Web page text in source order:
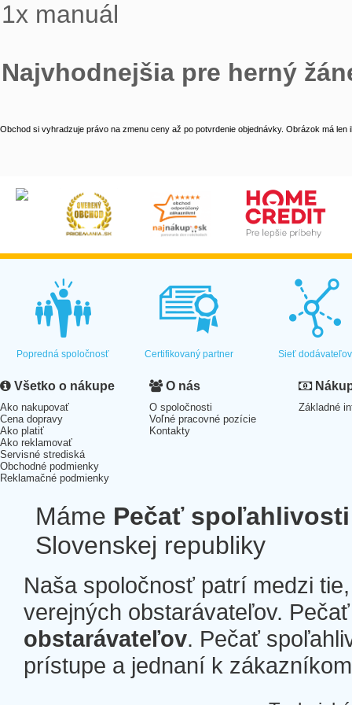
1x manuál
Najvhodnejšia pre herný
Obchod si vyhradzuje právo na zmenu ceny až po potvrdenie objednávky. Obrázok má len
Popredná spoločnosť Certifikovaný partner Sieť dodávateľov
Všetko o nákupe
Ako nakupovať
Cena dopravy
Ako platiť
Ako reklamovať
Servisné strediská
Obchodné podmienky
Reklamačné podmienky
O nás
O spoločnosti
Voľné pracovné pozície
Kontakty
Základné
Máme Pečať spoľahlivosti
Slovenskej republiky
Naša spoločnosť patrí medzi
verejných obstarávateľov.
obstarávateľov. Pečať
prístupe a jednaní k